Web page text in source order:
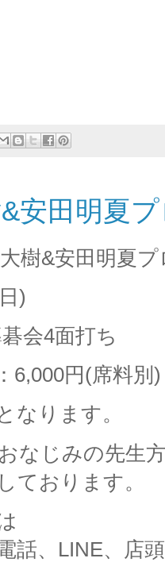
安田明夏
樹&安田明夏
)
会4面打ち
6,000円(席料別)
なります。
なじみの先生
ております。
話、LINE、店